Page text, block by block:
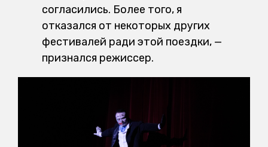
согласились. Более того, я
отказался от некоторых других
фестивалей ради этой поездки, —
признался режиссер.